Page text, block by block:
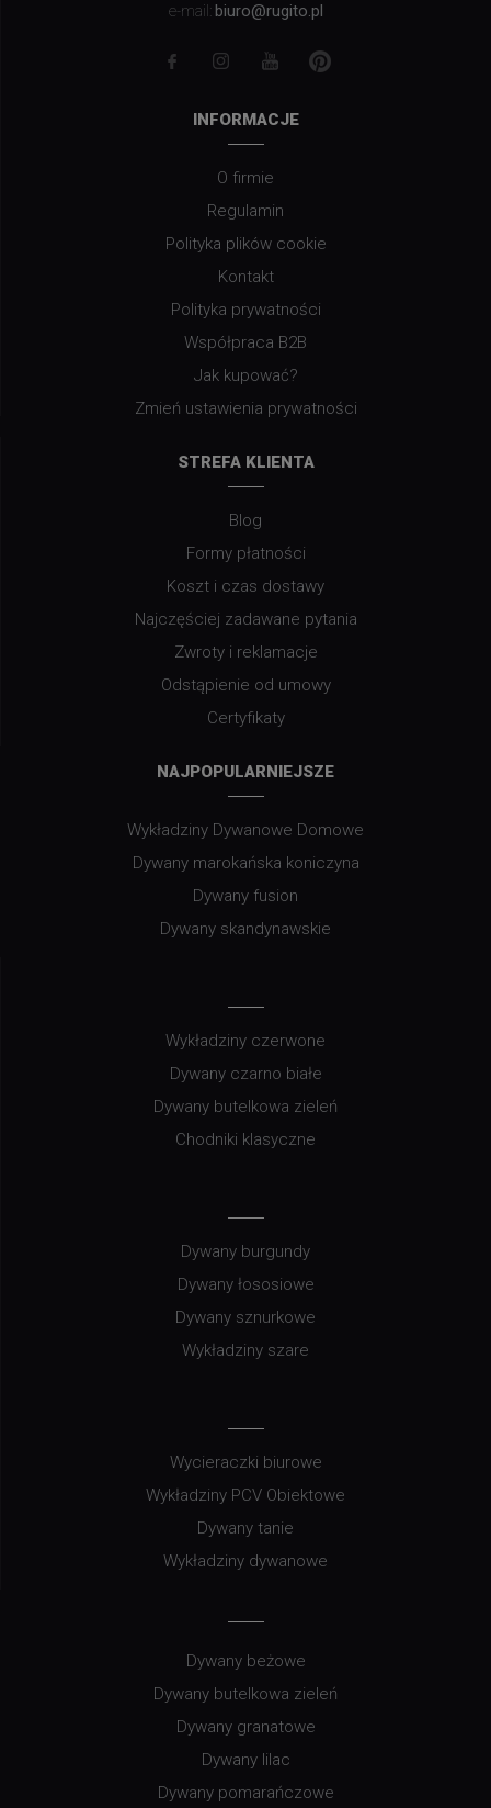
e-mail: biuro@rugito.pl
INFORMACJE
O firmie
Regulamin
Polityka plików cookie
Kontakt
Polityka prywatności
Współpraca B2B
Jak kupować?
Zmień ustawienia prywatności
STREFA KLIENTA
Blog
Formy płatności
Koszt i czas dostawy
Najczęściej zadawane pytania
Zwroty i reklamacje
Odstąpienie od umowy
Certyfikaty
NAJPOPULARNIEJSZE
Wykładziny Dywanowe Domowe
Dywany marokańska koniczyna
Dywany fusion
Dywany skandynawskie
Wykładziny czerwone
Dywany czarno białe
Dywany butelkowa zieleń
Chodniki klasyczne
Dywany burgundy
Dywany łososiowe
Dywany sznurkowe
Wykładziny szare
Wycieraczki biurowe
Wykładziny PCV Obiektowe
Dywany tanie
Wykładziny dywanowe
Dywany beżowe
Dywany butelkowa zieleń
Dywany granatowe
Dywany lilac
Dywany pomarańczowe